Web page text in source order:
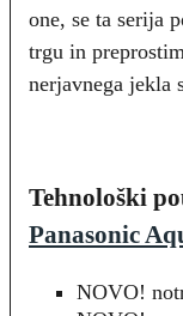
one, se ta serija
trgu in
nerjavnega jekla
Tehnološki
Panasonic
NOVO!